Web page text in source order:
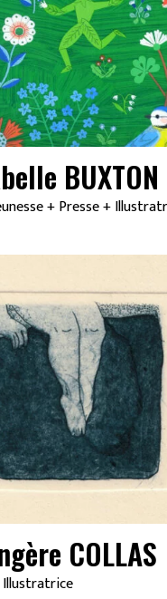
BUXTON
+Presse+
COLLAS
Illustratrice